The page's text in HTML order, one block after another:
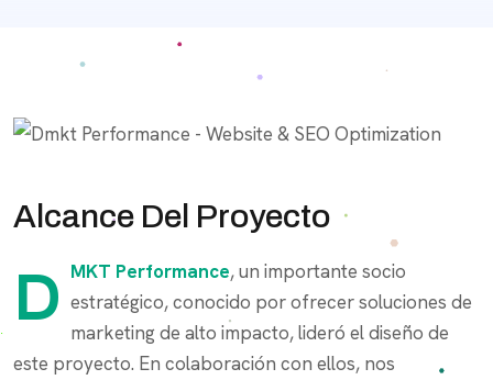
Alcance Del Proyecto
DMKT Performance, un importante socio
estratégico, conocido por ofrecer soluciones de
marketing de alto impacto, lideró el diseño de
este proyecto. En colaboración con ellos, nos